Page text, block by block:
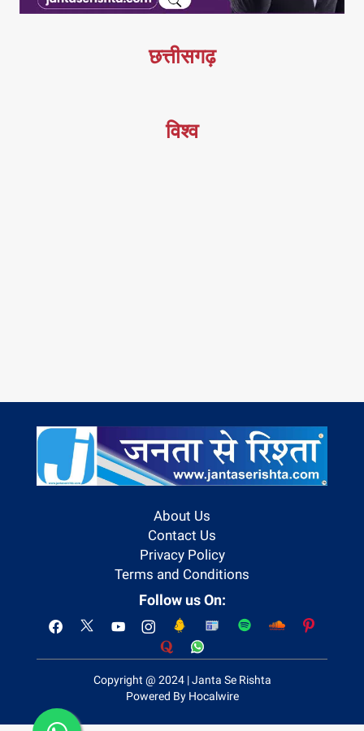
छत्तीसगढ़
विश्व
About Us
Contact Us
Privacy Policy
Terms and Conditions
Follow us On:
Copyright @ 2024 | Janta Se Rishta
Powered By Hocalwire